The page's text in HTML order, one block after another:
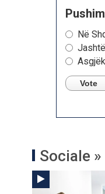
Në
Vote
Sociale »